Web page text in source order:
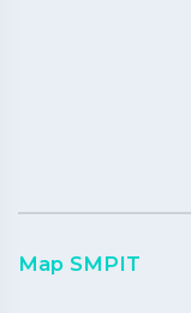
Map SMPIT